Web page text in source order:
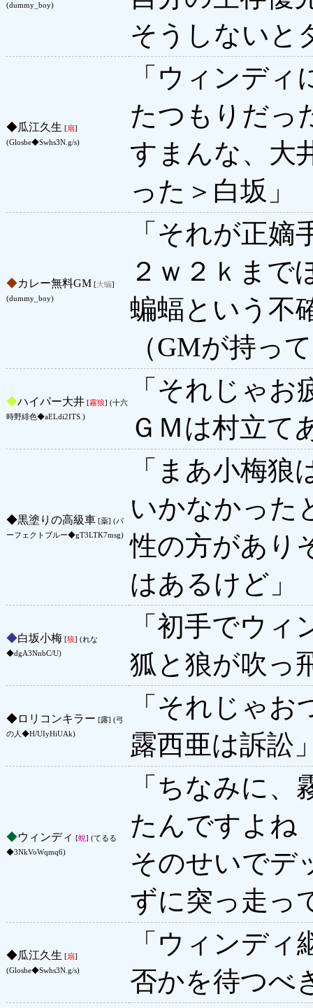
(dummy_boy)
そうしない
◆瓜江久生 [扇]
(Glosbe◆Swhs3N.g/s)
「ウィンデ
たつもりだっ
すまんな、大
った＞白坂」
◆カレー無料GM [大蝙]
(dummy_boy)
「それが正
２ｗ２ｋま
蝙蝠という不
（GMが持っ
◆ハイパー大井 [霧狼] (十六
時野緋色◆aELdi2ITS.)
「それじゃ
ＧＭは村立て
◆黒塗りの高級車 [薬] (パ
ーフェクトブルー◆gT3LTK7msg)
「まあ小梅
いかなかった
性の方があり
はあるけど」
◆白坂小梅 [狼] (れな
◆dgA3NnbC/U)
「初手でウ
狐と狼が吹っ
◆ロリコンキラー [露] (弓
の人◆H/UIyHiUAk)
「それじゃお
露西亜は訴訟
◆ウィンディ [蛻] (てるる
◆3NkVoWqmq6)
「ちなみに
たんですよね
そのせいでデ
ずに突っ走っ
◆瓜江久生 [扇]
(Glosbe◆Swhs3N.g/s)
「ウィンデ
否かを待つべ